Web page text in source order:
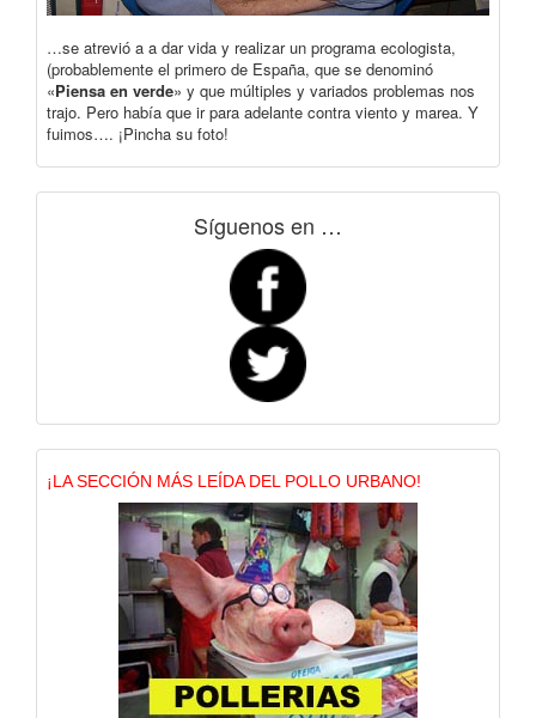
…se atrevió a a dar vida y realizar un programa ecologista,
(probablemente el primero de España, que se denominó
«Piensa en verde» y que múltiples y variados problemas nos
trajo. Pero había que ir para adelante contra viento y marea. Y
fuimos…. ¡Pincha su foto!
Síguenos en …
¡LA SECCIÓN MÁS LEÍDA DEL POLLO URBANO!